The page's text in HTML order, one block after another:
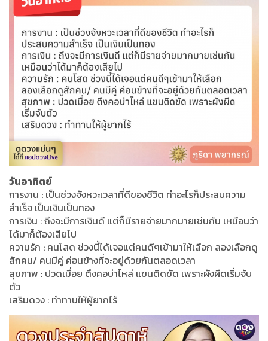
วันอาทิตย์
การงาน : เป็นช่วงจังหวะเวลาที่ดีของชีวิต ทำอะไรก็ประสบความ
สำเร็จ เป็นเงินเป็นทอง
การเงิน : ถึงจะมีการเงินดี แต่ก็มีรายจ่ายมากมายเช่นกัน เหมือนว่า
ได้มาก็ต้องเสียไป
ความรัก : คนโสด ช่วงนี้ได้เจอแต่คนดีๆเข้ามาให้เลือก ลองเลือกดู
สักคน/ คนมีคู่ ค่อนข้างที่จะอยู่ด้วยกันตลอดเวลา
สุขภาพ : ปวดเมื่อย ตึงคอบ่าไหล่ แขนติดขัด เพราะผังผืดเริ่มจับ
ตัว
เสริมดวง : ทำทานให้ผู้ยากไร้